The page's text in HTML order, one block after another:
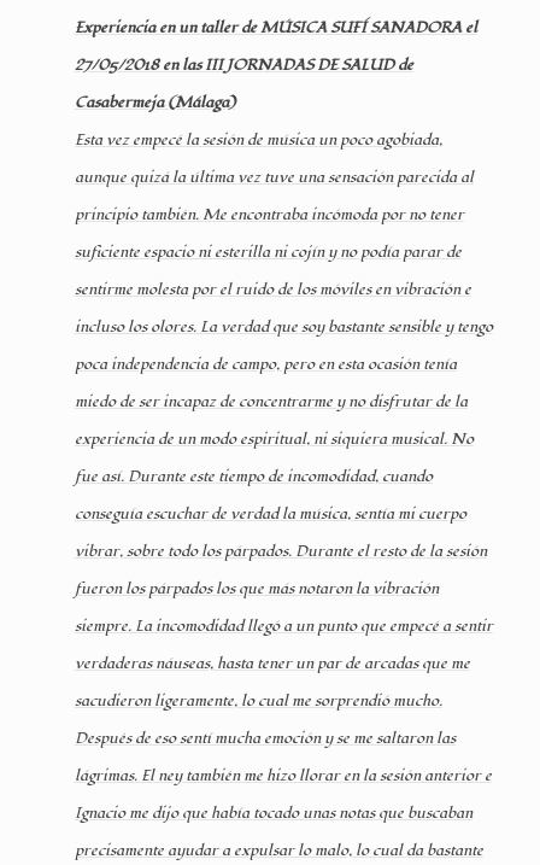
Experiencia en un taller de MÚSICA SUFÍ SANADORA el
27/05/2018 en las III JORNADAS DE SALUD de
Casabermeja (Málaga)
Esta vez empecé la sesión de música un poco agobiada,
aunque quizá la última vez tuve una sensación parecida al
principio también. Me encontraba incómoda por no tener
suficiente espacio ni esterilla ni cojín y no podía parar de
sentirme molesta por el ruido de los móviles en vibración e
incluso los olores. La verdad que soy bastante sensible y tengo
poca independencia de campo, pero en esta ocasión tenía
miedo de ser incapaz de concentrarme y no disfrutar de la
experiencia de un modo espiritual, ni siquiera musical. No
fue así. Durante este tiempo de incomodidad, cuando
conseguía escuchar de verdad la música, sentía mi cuerpo
vibrar, sobre todo los párpados. Durante el resto de la sesión
fueron los párpados los que más notaron la vibración
siempre. La incomodidad llegó a un punto que empecé a sentir
verdaderas náuseas, hasta tener un par de arcadas que me
sacudieron ligeramente, lo cual me sorprendió mucho.
Después de eso sentí mucha emoción y se me saltaron las
lágrimas. El ney también me hizo llorar en la sesión anterior e
Ignacio me dijo que había tocado unas notas que buscaban
precisamente ayudar a expulsar lo malo, lo cual da bastante